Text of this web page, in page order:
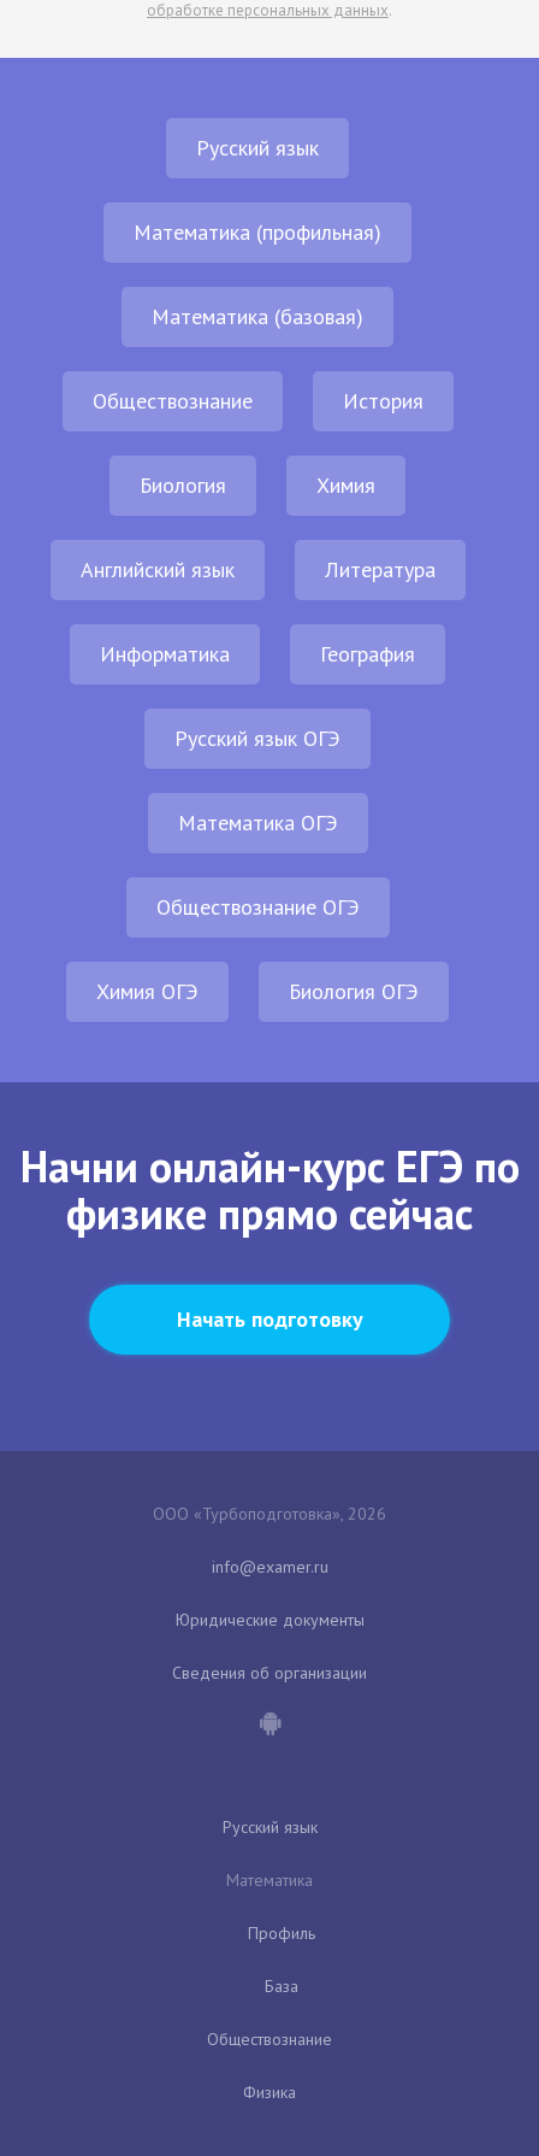
обработке персональных данных.
Русский язык
Математика (профильная)
Математика (базовая)
Обществознание История
Биология Химия
Английский язык Литература
Информатика География
Русский язык ОГЭ
Математика ОГЭ
Обществознание ОГЭ
Химия ОГЭ Биология ОГЭ
Начни онлайн-курс ЕГЭ по
физике прямо сейчас
Начать подготовку
ООО «Турбоподготовка», 2026
Юридические документы
Сведения об организации
Русский язык
Математика
Профиль
База
Обществознание
Физика